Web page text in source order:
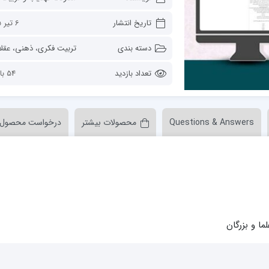
عسکری علیه السلام
اهل بیت علیهم‌السلام/ قلعه گنج
محمودیه/ کرمان
تاریخ انتشار
6 تیر 1405
دسته بندی
تعداد بازدید
54 بازدید
Questions & Answers محصولات بیشتر درخواست محصول